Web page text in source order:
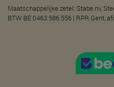
Maatschappelijke zetel: Stabe nv,
BTW BE 0463.586.556 | RPR Gent,